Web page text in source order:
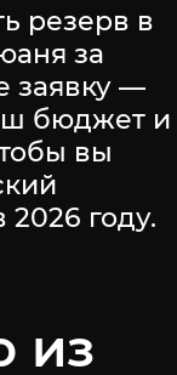
резерв в
за
заявку —
бюджет и
вы
году.
из